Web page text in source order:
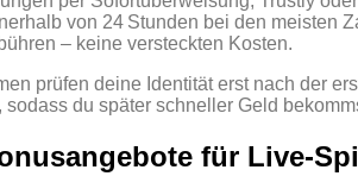
von 24 Stunden bei den meisten
– keine versteckten Kosten.
prüfen deine Identität erst nach der
du später schneller Geld
für